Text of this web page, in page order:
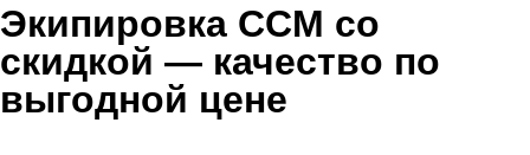
Экипировка CCM со
скидкой — качество по
выгодной цене